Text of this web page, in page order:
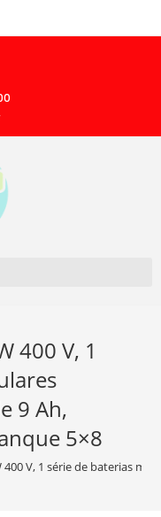
400 V, 1
9 Ah,
5×8
400 V, 1 série de baterias